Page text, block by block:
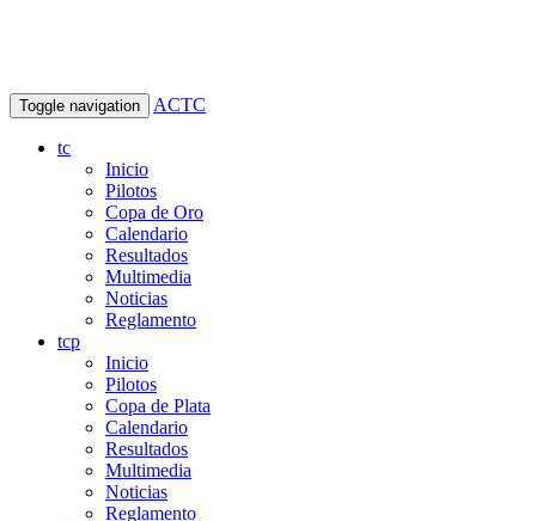
Toggle navigation ACTC
tc
Inicio
Pilotos
Copa de Oro
Calendario
Resultados
Multimedia
Noticias
Reglamento
tcp
Inicio
Pilotos
Copa de Plata
Calendario
Resultados
Multimedia
Noticias
Reglamento